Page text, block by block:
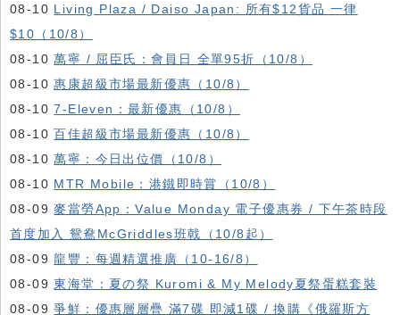
08-10 Living Plaza / Daiso Japan: 所有$12貨品 一律
$10（10/8）
08-10萬寧 / 屈臣氏：會員日 全單95折（10/8）
08-10惠康超級市場最新優惠（10/8）
08-107-Eleven：最新優惠（10/8）
08-10百佳超級市場最新優惠（10/8）
08-10萬寧：今日出位價（10/8）
08-10 MTR Mobile：港鐵即時賞（10/8）
08-09麥當勞App：Value Monday 電子優惠券 / 下午茶時段
首度加入 鴛鴦McGriddles班戟（10/8起）
08-09龍豐：每週精選推廣（10-16/8）
08-09東海堂：夏の祭 Kuromi & My Melody夏祭蛋糕套裝
08-09爭鮮：優惠層層疊 滿7碟 即減1碟 / 換購《俄羅斯方